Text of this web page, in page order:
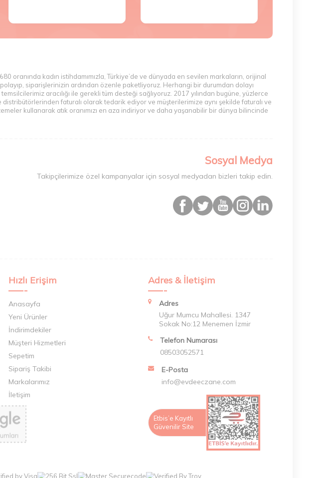
oranında kadın istihdamımızla, Türkiye’de ve dünyada en sevilen markaların, orijinal
siparişlerinizin ardından özenle paketliyoruz. Herhangi bir durumdan dolayı
aracılığı ile gerekli tüm desteği sağlıyoruz. 2017 yılından bugüne, yüzlerce
faturalı olarak tedarik ediyor ve müşterilerimize aynı şekilde faturalı ve
kullanarak atık oranımızı en aza indiriyor ve daha yaşanabilir bir dünya bilincinde
Sosyal Medya
Takipçilerimize özel kampanyalar için sosyal medyadan bizleri takip edin.
Hızlı Erişim
Anasayfa
Yeni Ürünler
İndirimdekiler
Müşteri Hizmetleri
Sepetim
Sipariş Takibi
Markalarımız
İletişim
Adres & İletişim
Adres
Uğur Mumcu Mahallesi. 1347
Sokak No:12 Menemen İzmir
Telefon Numarası
08503052571
E-Posta
info@evdeeczane.com
Etbis’e Kayıtlı
Güvenilir Site